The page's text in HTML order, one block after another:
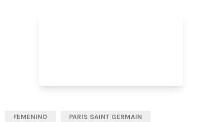
FEMENINO PARIS SAINT GERMAIN